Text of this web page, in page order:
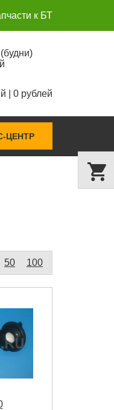
к БТ
0 рублей
ЦЕНТР
50 100